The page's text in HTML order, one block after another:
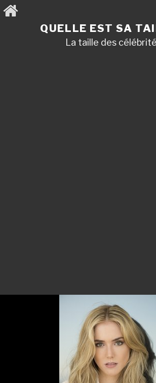
Aller
au
QUELLE EST SA
La taille des